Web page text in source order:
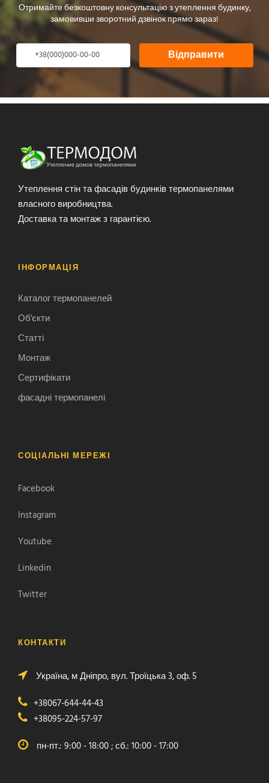
Отримайте безкоштовну консультацію з утеплення будинку,
замовивши зворотний дзвінок прямо зараз!
Відправити
Утеплення стін та фасадів будинків термопанелями
власного виробництва.
Доставка та монтаж з гарантією.
ІНФОРМАЦІЯ
Каталог термопанелей
Об'єкти
Статті
Монтаж
Сертифікати
фасадні термопанелі
СОЦІАЛЬНІ МЕРЕЖІ
Facebook
Instagram
Youtube
Linkedin
Twitter
КОНТАКТИ
Україна, м Дніпро, вул. Троїцька 3, оф. 5
+38067-644-44-43
+38095-224-57-97
пн-пт.: 9:00 - 18:00 ; сб.: 10:00 - 17:00